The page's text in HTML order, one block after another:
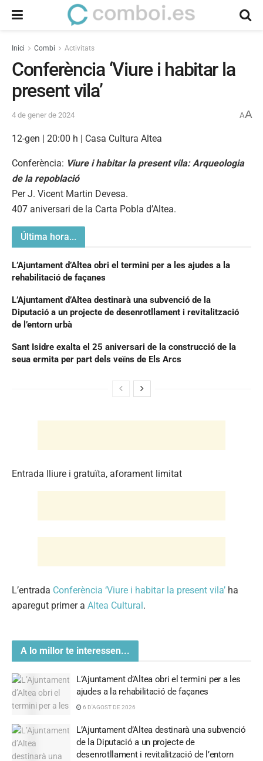
Inici Combi Activitats
Conferència ‘Viure i habitar la
present vila’
4 de gener de 2024 AA
12-gen | 20:00 h | Casa Cultura Altea
Conferència: Viure i habitar la present vila: Arqueologia
de la repoblació
Per J. Vicent Martin Devesa.
407 aniversari de la Carta Pobla d’Altea.
Última hora...
L’Ajuntament d’Altea obri el termini per a les ajudes a la
rehabilitació de façanes
L’Ajuntament d’Altea destinarà una subvenció de la
Diputació a un projecte de desenrotllament i revitalització
de l’entorn urbà
Sant Isidre exalta el 25 aniversari de la construcció de la
seua ermita per part dels veïns de Els Arcs
Entrada lliure i gratuïta, aforament limitat
L’entrada Conferència ‘Viure i habitar la present vila’ ha
aparegut primer a Altea Cultural.
A lo millor te interessen...
L’Ajuntament d’Altea obri el termini per a les
ajudes a la rehabilitació de façanes
6 D'AGOST DE 2026
L’Ajuntament d’Altea destinarà una subvenció
de la Diputació a un projecte de
desenrotllament i revitalització de l’entorn